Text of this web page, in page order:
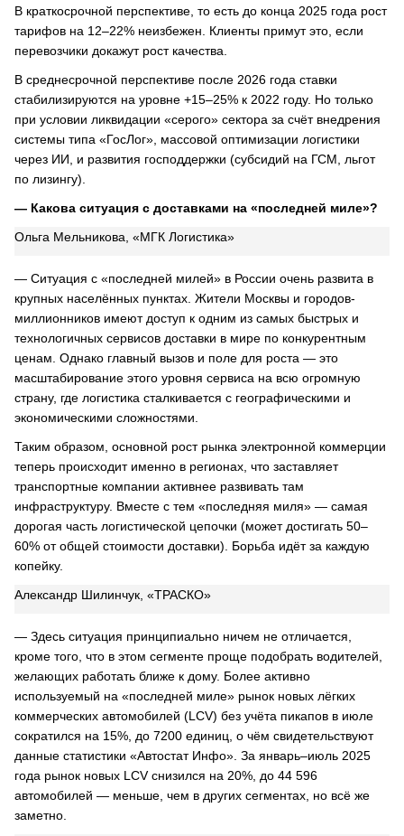
В краткосрочной перспективе, то есть до конца 2025 года рост
тарифов на 12–22% неизбежен. Клиенты примут это, если
перевозчики докажут рост качества.
В среднесрочной перспективе после 2026 года ставки
стабилизируются на уровне +15–25% к 2022 году. Но только
при условии ликвидации «серого» сектора за счёт внедрения
системы типа «ГосЛог», массовой оптимизации логистики
через ИИ, и развития господдержки (субсидий на ГСМ, льгот
по лизингу).
— Какова ситуация с доставками на «последней миле»?
Ольга Мельникова, «МГК Логистика»
— Ситуация с «последней милей» в России очень развита в
крупных населённых пунктах. Жители Москвы и городов-
миллионников имеют доступ к одним из самых быстрых и
технологичных сервисов доставки в мире по конкурентным
ценам. Однако главный вызов и поле для роста — это
масштабирование этого уровня сервиса на всю огромную
страну, где логистика сталкивается с географическими и
экономическими сложностями.
Таким образом, основной рост рынка электронной коммерции
теперь происходит именно в регионах, что заставляет
транспортные компании активнее развивать там
инфраструктуру. Вместе с тем «последняя миля» — самая
дорогая часть логистической цепочки (может достигать 50–
60% от общей стоимости доставки). Борьба идёт за каждую
копейку.
Александр Шилинчук, «ТРАСКО»
— Здесь ситуация принципиально ничем не отличается,
кроме того, что в этом сегменте проще подобрать водителей,
желающих работать ближе к дому. Более активно
используемый на «последней миле» рынок новых лёгких
коммерческих автомобилей (LCV) без учёта пикапов в июле
сократился на 15%, до 7200 единиц, о чём свидетельствуют
данные статистики «Автостат Инфо». За январь–июль 2025
года рынок новых LCV снизился на 20%, до 44 596
автомобилей — меньше, чем в других сегментах, но всё же
заметно.